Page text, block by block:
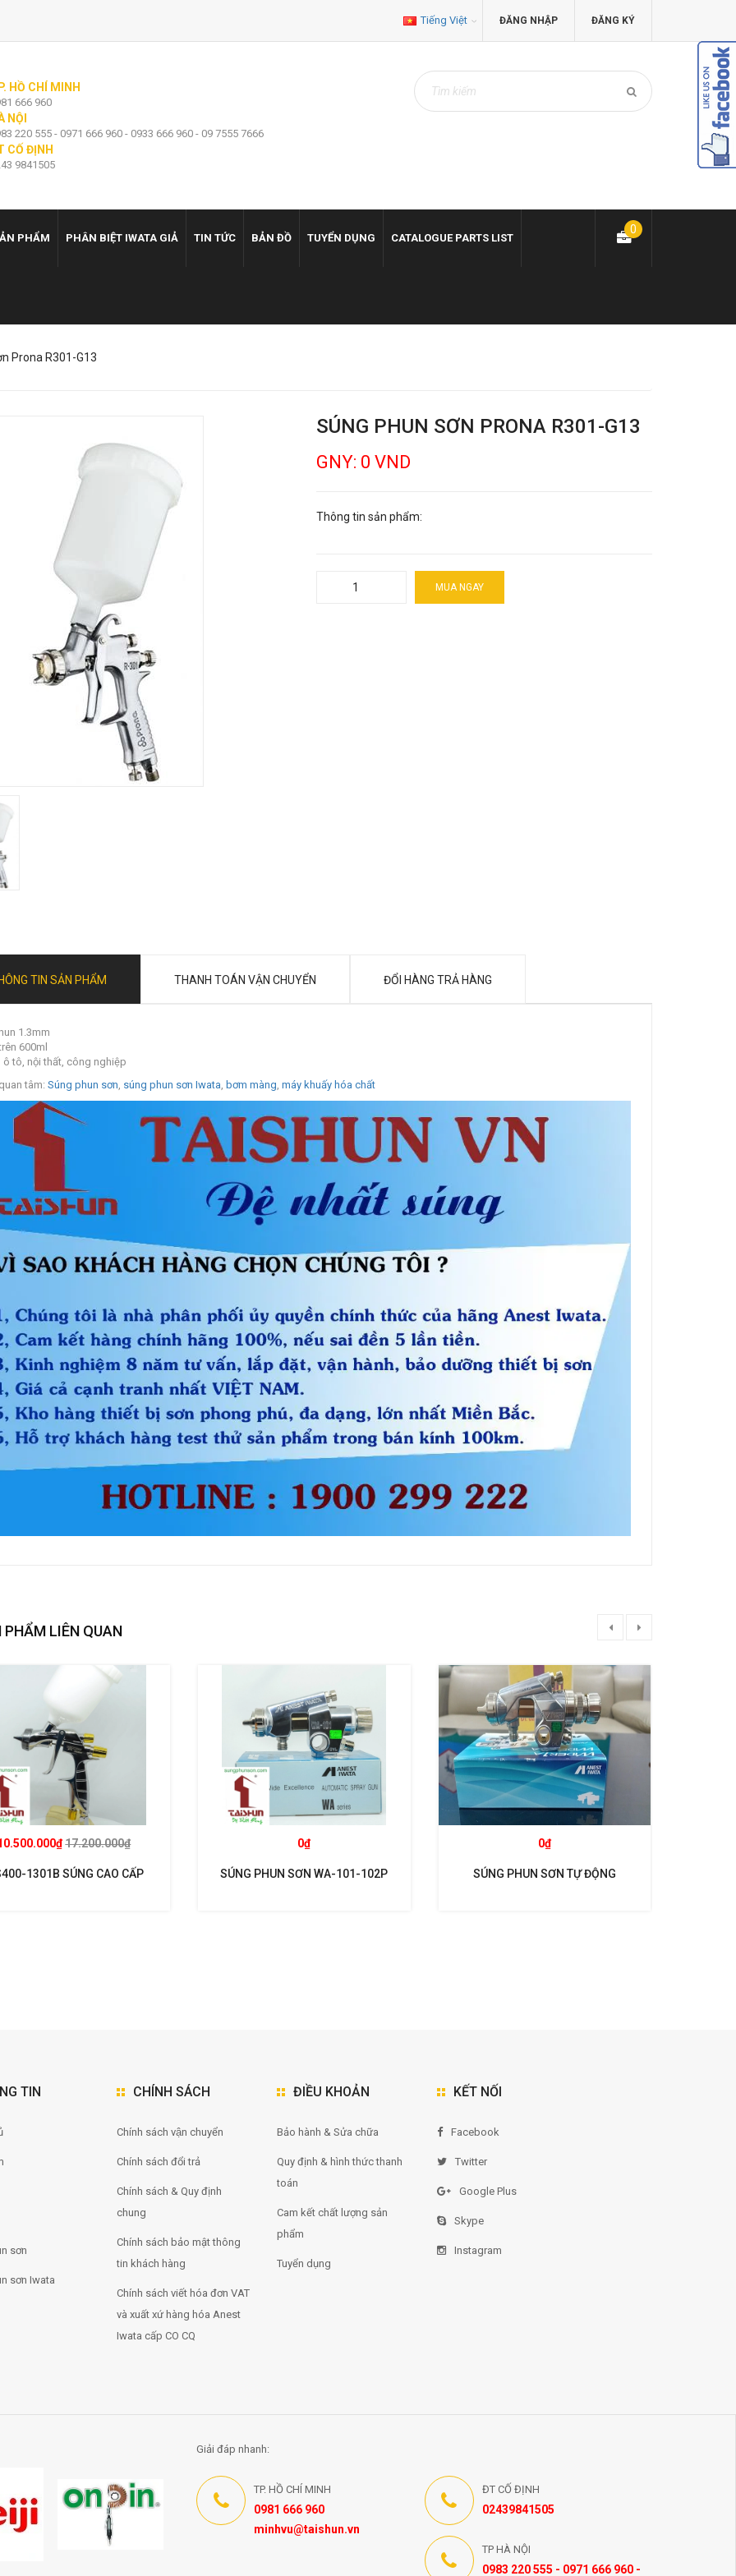
ĐĂNG NHẬP ĐĂNG KÝ
Tiếng Việt
HỒ CHÍ MINH
666 960
NỘI
220 555 - 0971 666 960 - 0933 666 960 - 09 7555 7666
CỐ ĐỊNH
9841505
PHẨM PHÂN BIỆT IWATA GIẢ TIN TỨC BẢN ĐỒ TUYỂN DỤNG CATALOGUE PARTS LIST
0
Prona R301-G13
SÚNG PHUN SƠN PRONA R301-G13
GNY: 0 VND
Thông tin sản phẩm:
MUA NGAY
TIN SẢN PHẨM THANH TOÁN VẬN CHUYỂN ĐỔI HÀNG TRẢ HÀNG
1.3mm
600ml
ô tô, nội thất, công nghiệp
tâm: Súng phun sơn súng phun sơn Iwata bơm màng máy khuấy hóa chất
PHẨM LIÊN QUAN
17.200.000₫
1301B SÚNG CAO CẤP
0₫
SÚNG PHUN SƠN WA-101-102P
0₫
SÚNG PHUN SƠN TỰ ĐỘNG
TIN
sơn
sơn Iwata
CHÍNH SÁCH
Chính sách vận chuyển
Chính sách đổi trả
Chính sách & Quy định
chung
Chính sách bảo mật thông
tin khách hàng
Chính sách viết hóa đơn VAT
và xuất xứ hàng hóa Anest
Iwata cấp CO CQ
ĐIỀU KHOẢN
Bảo hành & Sửa chữa
Quy định & hình thức thanh
toán
Cam kết chất lượng sản
phẩm
Tuyển dụng
KẾT NỐI
Facebook
Twitter
Google Plus
Skype
Instagram
Giải đáp nhanh:
TP. HỒ CHÍ MINH
0981 666 960
minhvu@taishun.vn
ĐT CỐ ĐỊNH
02439841505
TP HÀ NỘI
0983 220 555 - 0971 666 960 -